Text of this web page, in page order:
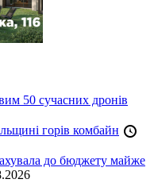
50 сучасних дронів
горів комбайн
до бюджету майже